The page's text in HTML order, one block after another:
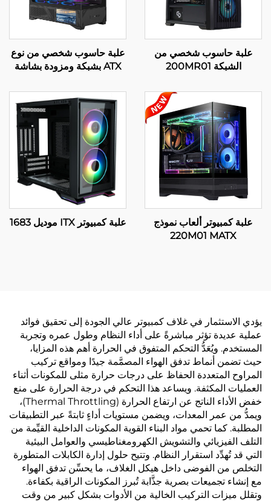
علبة حاسوب شخصي من
الشبكة 200MR01
علبة حاسوب شخصي من نوع
ATX بشبكة ومزودة بشاشة
علبة كمبيوتر ألعاب نموذج
220M01 MATX
علبة كمبيوتر ITX موديل 1683
يؤدي الاستثمار في غلاف كمبيوتر عالي الجودة إلى تحقيق فوائد
عملية عديدة تؤثر مباشرةً على أداء النظام وطول عمره وتجربة
المستخدم. ويُعَدُّ التحكم المتفوق في الحرارة أهم هذه المزايا،
حيث تضمن أنماط تدفق الهواء المصمَّمة جيدًا ومواقع تركيب
المراوح المتعددة الحفاظ على درجات حرارة مثلى للمكونات أثناء
العمليات المكثفة. ويساعد هذا التحكم في درجة الحرارة على منع
خفض الأداء الناتج عن ارتفاع الحرارة (Thermal Throttling)،
ويمدُّ من عمر المعدات، ويضمن مستويات أداءٍ ثابتةً عبر التطبيقات
المطلبة. كما تحمي مواد البناء القوية المكونات الداخلية القيِّمة من
التلف الفيزيائي والتشويش الكهرومغناطيسي والعوامل البيئية
التي قد تُهدِّد استقرار النظام. وتتيح حلول إدارة الكابلات المتطورة
التخلص من الفوضى داخل هيكل الغلاف، ما يحسِّن تدفق الهواء
مع إنشاء تجميعات بصرية جذَّابة تُبرز المكونات الراقية بكفاءة.
وتقلل ميزات التركيب الخالية من الأدوات بشكل كبير من وقت